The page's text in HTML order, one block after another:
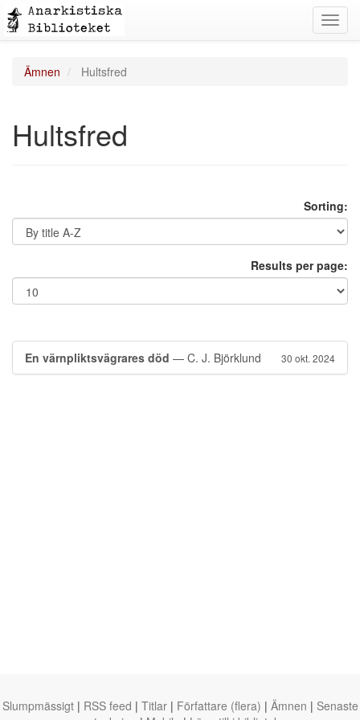
Ämnen Hultsfred
Hultsfred
Sorting:
Results per page:
En värnpliktsvägrares död — C. J. Björklund 30 okt. 2024
Slumpmässigt | RSS feed | Titlar | Författare (flera) | Ämnen | Senaste